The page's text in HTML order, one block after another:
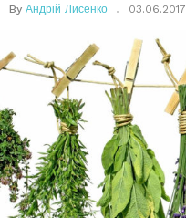
By Андрій Лисенко 03.06.2017